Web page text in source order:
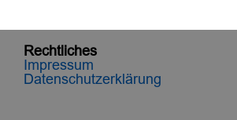
Rechtliches
Impressum
Datenschutzerklärung